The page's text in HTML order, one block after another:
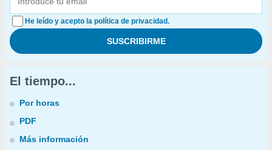
He leído y acepto la política de privacidad.
El tiempo...
Por horas
PDF
Más información